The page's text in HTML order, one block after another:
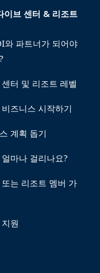
이브 센터 & 리조트
와 파트너가 되어야
터 및 리조트 레벨
즈니스 시작하기
계획 돕기
마나 걸리나요?
는 리조트 멤버 가
원